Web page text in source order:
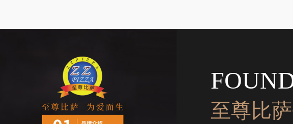
至尊比